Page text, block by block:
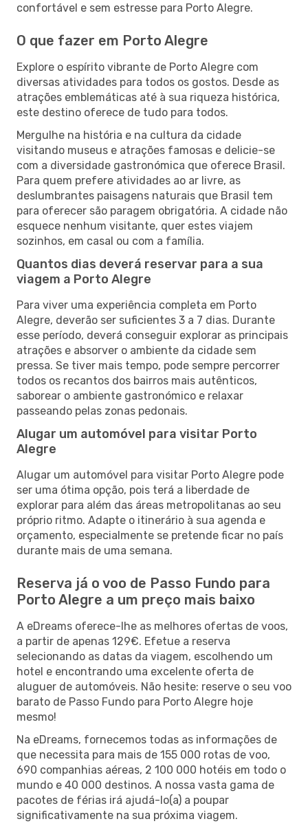
confortável e sem estresse para Porto Alegre.
O que fazer em Porto Alegre
Explore o espírito vibrante de Porto Alegre com
diversas atividades para todos os gostos. Desde as
atrações emblemáticas até à sua riqueza histórica,
este destino oferece de tudo para todos.
Mergulhe na história e na cultura da cidade
visitando museus e atrações famosas e delicie-se
com a diversidade gastronómica que oferece Brasil.
Para quem prefere atividades ao ar livre, as
deslumbrantes paisagens naturais que Brasil tem
para oferecer são paragem obrigatória. A cidade não
esquece nenhum visitante, quer estes viajem
sozinhos, em casal ou com a família.
Quantos dias deverá reservar para a sua
viagem a Porto Alegre
Para viver uma experiência completa em Porto
Alegre, deverão ser suficientes 3 a 7 dias. Durante
esse período, deverá conseguir explorar as principais
atrações e absorver o ambiente da cidade sem
pressa. Se tiver mais tempo, pode sempre percorrer
todos os recantos dos bairros mais autênticos,
saborear o ambiente gastronómico e relaxar
passeando pelas zonas pedonais.
Alugar um automóvel para visitar Porto
Alegre
Alugar um automóvel para visitar Porto Alegre pode
ser uma ótima opção, pois terá a liberdade de
explorar para além das áreas metropolitanas ao seu
próprio ritmo. Adapte o itinerário à sua agenda e
orçamento, especialmente se pretende ficar no país
durante mais de uma semana.
Reserva já o voo de Passo Fundo para
Porto Alegre a um preço mais baixo
A eDreams oferece-lhe as melhores ofertas de voos,
a partir de apenas 129€. Efetue a reserva
selecionando as datas da viagem, escolhendo um
hotel e encontrando uma excelente oferta de
aluguer de automóveis. Não hesite: reserve o seu voo
barato de Passo Fundo para Porto Alegre hoje
mesmo!
Na eDreams, fornecemos todas as informações de
que necessita para mais de 155 000 rotas de voo,
690 companhias aéreas, 2 100 000 hotéis em todo o
mundo e 40 000 destinos. A nossa vasta gama de
pacotes de férias irá ajudá-lo(a) a poupar
significativamente na sua próxima viagem.